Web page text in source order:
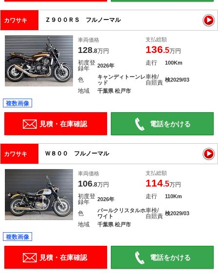
カワサキ Ｚ９００ＲＳ フルノーマル
車両価格
128.8万円
支払総額
136.5万円
初度登
録年
2026年 走行 100Km
色
キャンディトーンレ
ッド
車検/
自賠責 検2029/03
地域 千葉県 松戸市
複数画像
見積・在庫確認 電話をかける
カワサキ Ｗ８００ フルノーマル
車両価格
106.8万円
支払総額
114.5万円
初度登
録年
2026年 走行 110Km
色
パールクリスタルホ
ワイト
車検/
自賠責 検2029/03
地域 千葉県 松戸市
複数画像
見積・在庫確認 電話をかける